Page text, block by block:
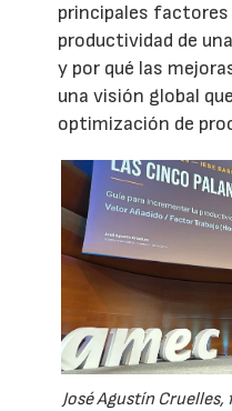
principales factores
productividad de
y por qué las
una visión global
optimización de
José Agustín